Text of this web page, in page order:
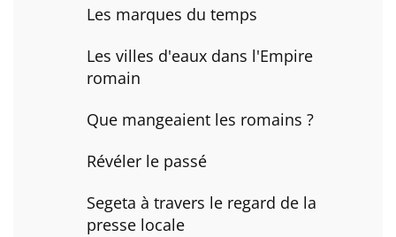
Les marques du temps
Les villes d'eaux dans l'Empire
romain
Que mangeaient les romains ?
Révéler le passé
Segeta à travers le regard de la
presse locale